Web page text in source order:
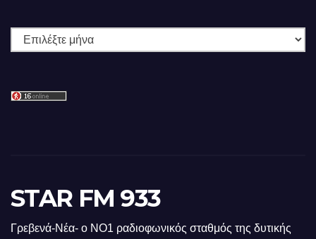
Ιστορικό
STAR FM 933
Γρεβενά-Νέα- ο ΝΟ1 ραδιοφωνικός σταθμός της δυτικής